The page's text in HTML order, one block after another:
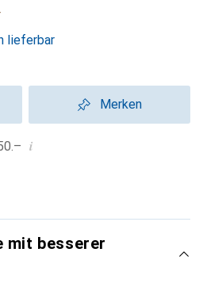
lieferbar
Merken
i
mit besserer